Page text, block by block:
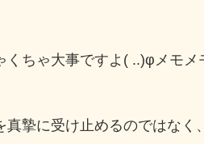
くちゃ大事ですよ( ..)φメモメ
真摯に受け止めるのではなく